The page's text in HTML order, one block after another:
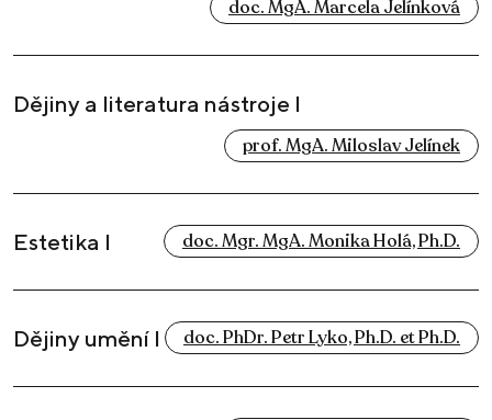
doc. MgA. Marcela Jelínková
Dějiny a literatura nástroje I
prof. MgA. Miloslav Jelínek
Estetika I doc. Mgr. MgA. Monika Holá, Ph.D.
Dějiny umění I doc. PhDr. Petr Lyko, Ph.D. et Ph.D.